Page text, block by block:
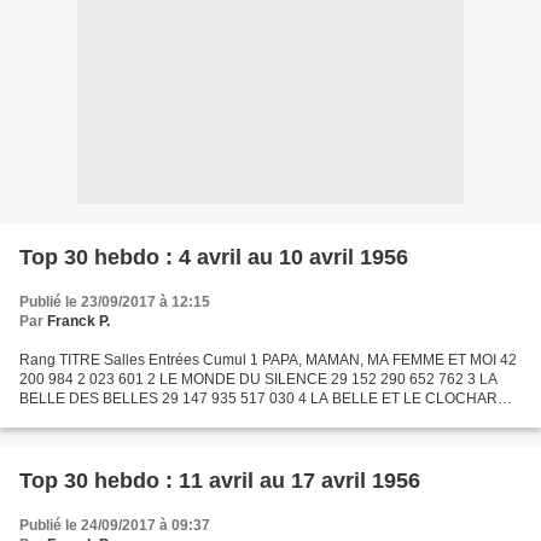
Top 30 hebdo : 4 avril au 10 avril 1956
Publié le 23/09/2017 à 12:15
Par Franck P.
Rang TITRE Salles Entrées Cumul 1 PAPA, MAMAN, MA FEMME ET MOI 42
200 984 2 023 601 2 LE MONDE DU SILENCE 29 152 290 652 762 3 LA
BELLE DES BELLES 29 147 935 517 030 4 LA BELLE ET LE CLOCHARD
Top 30 hebdo : 11 avril au 17 avril 1956
Publié le 24/09/2017 à 09:37